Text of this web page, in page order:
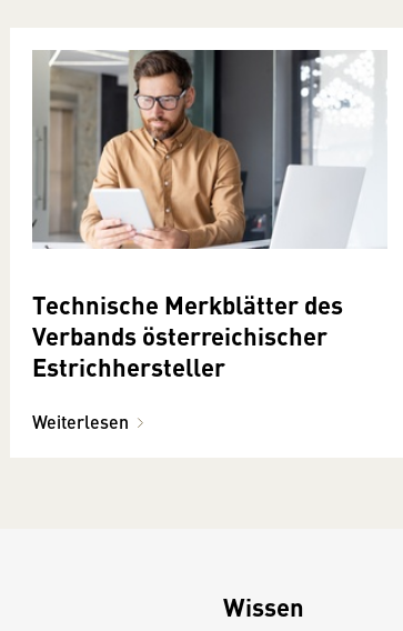
Technische Merkblätter des
Verbands österreichischer
Estrichhersteller
Weiterlesen
Wissen